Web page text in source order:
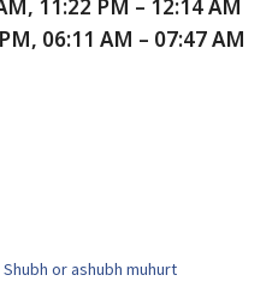
11:22 PM – 12:14 AM
06:11 AM – 07:47 AM
Shubh or ashubh muhurt